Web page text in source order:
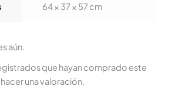
64 × 37 × 57 cm
aún.
que hayan comprado este
una valoración.